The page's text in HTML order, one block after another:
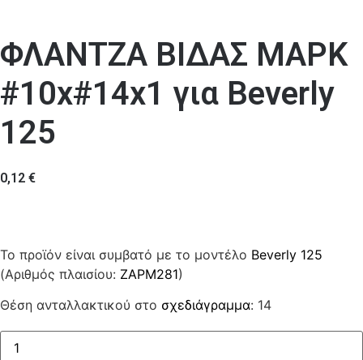
ΦΛΑΝΤΖΑ ΒΙΔΑΣ ΜΑΡΚ
#10x#14x1 για Beverly
125
0,12 €
Το προϊόν είναι συμβατό με το μοντέλο Beverly 125
(Αριθμός πλαισίου: ZAPM281)
Θέση ανταλλακτικού στο σχεδιάγραμμα: 14
ΦΛΑΝΤΖΑ
ΒΙΔΑΣ